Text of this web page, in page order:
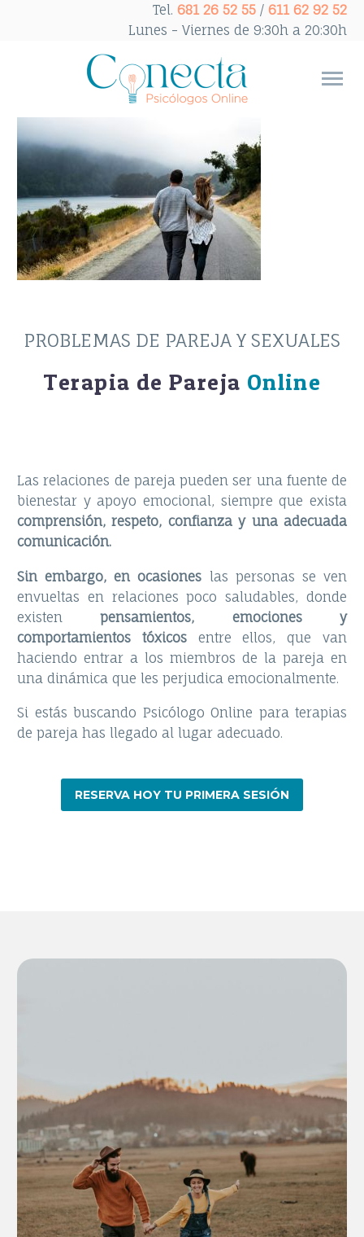
Tel. 681 26 52 55 / 611 62 92 52
Lunes - Viernes de 9:30h a 20:30h
PROBLEMAS DE PAREJA Y SEXUALES
Terapia de Pareja Online
Las relaciones de pareja pueden ser una fuente de
bienestar y apoyo emocional, siempre que exista
comprensión, respeto, confianza y una adecuada
comunicación.
Sin embargo, en ocasiones las personas se ven
envueltas en relaciones poco saludables, donde
existenpensamientos, emociones y
comportamientos tóxicosentre ellos, que van
haciendo entrar a los miembros de la pareja en
una dinámica que les perjudica emocionalmente.
Si estás buscando Psicólogo Online para terapias
de pareja has llegado al lugar adecuado.
RESERVA HOY TU PRIMERA SESIÓN